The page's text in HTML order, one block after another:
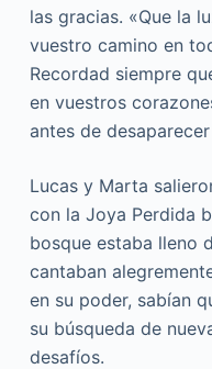
las gracias. «Que la
vuestro camino en
Recordad siempre
en vuestros
antes de
Lucas y Marta
con la Joya Perdida
bosque estaba lleno
cantaban
en su poder, sabían
su búsqueda de
desafíos.